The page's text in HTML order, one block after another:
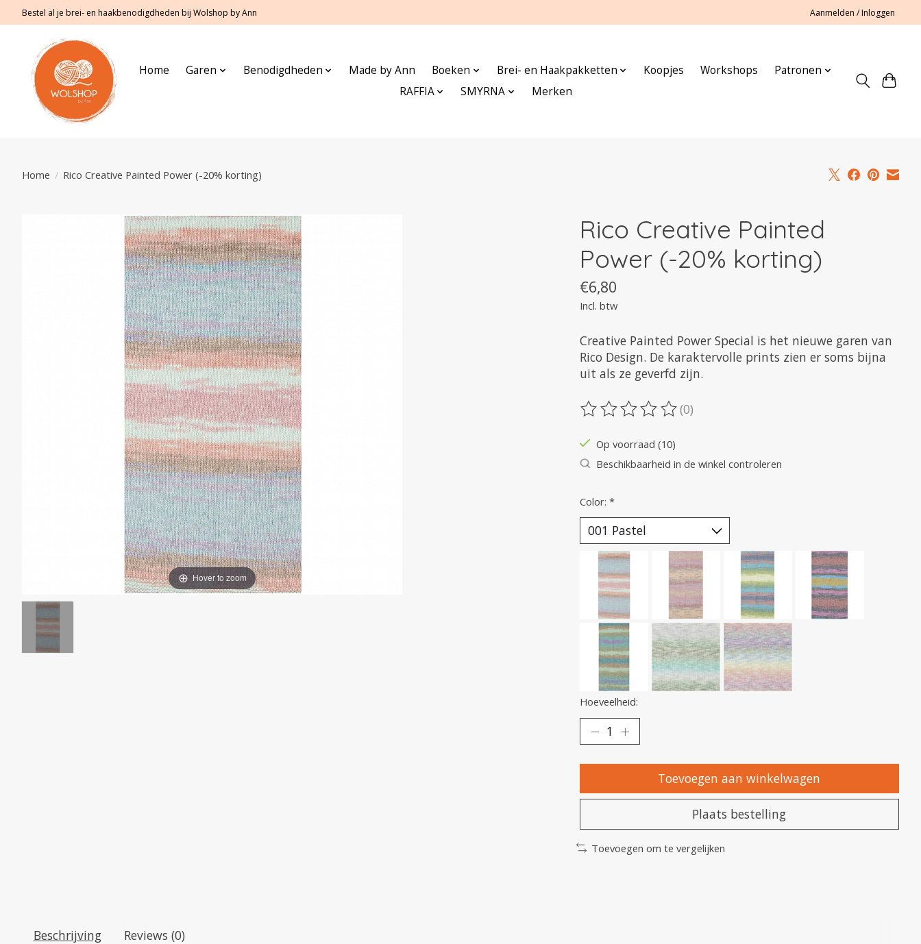
Bestel al je brei- en haakbenodigdheden bij Wolshop by Ann Aanmelden / Inloggen
Home Garen Benodigdheden Made by Ann Boeken Brei- en Haakpakketten Koopjes Workshops
Patronen
RAFFIA
SMYRNA Merken
Home / Rico Creative Painted Power (-20% korting)
Hover to zoom
Rico Creative Painted
Power (-20% korting)
€6,80
Incl. btw
Creative Painted Power Special is het nieuwe garen van
Rico Design. De karaktervolle prints zien er soms bijna
uit als ze geverfd zijn.
De beoordeling van dit product is
(0)
Op voorraad (10)
Beschikbaarheid in de winkel controleren
Color: *
Hoeveelheid:
Toevoegen aan winkelwagen
Plaats bestelling
Toevoegen om te vergelijken
Beschrijving Reviews (0)